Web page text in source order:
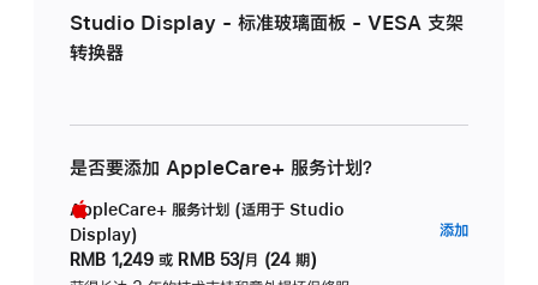
Studio Display - 标准玻璃面板 - VESA 支架
转换器
是否要添加 AppleCare+ 服务计划？
AppleCare+ 服务计划 (适用于 Studio
Display)
RMB 1,249 或 RMB 53/月 (24 期)
添加